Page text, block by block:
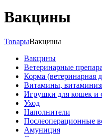
Вакцины
ТоварыВакцины
Вакцины
Ветеринарные
Корма (ветеринарная
Витамины,
Игрушки для кошек и
Уход
Наполнители
Послеоперационные
Амуниция